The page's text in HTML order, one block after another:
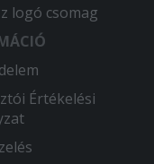
logó csomag
Értékelési